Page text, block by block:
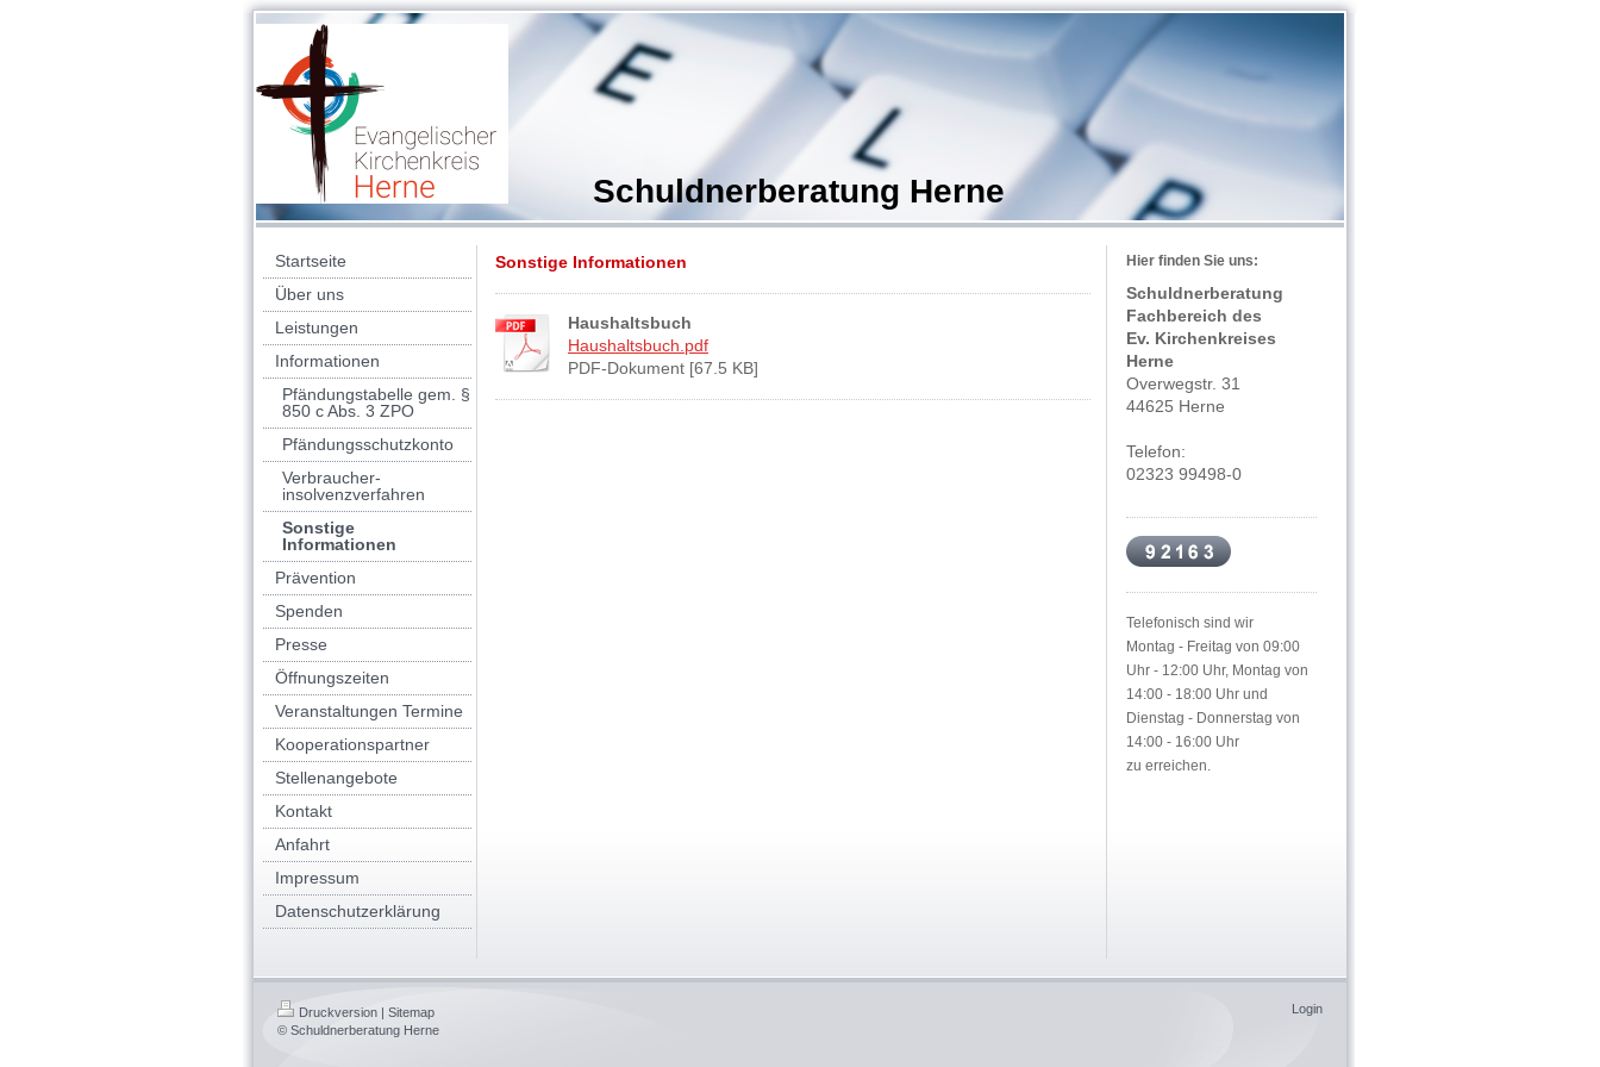
Schuldnerberatung Herne
Startseite
Über uns
Leistungen
Informationen
Pfändungstabelle gem. §
850 c Abs. 3 ZPO
Pfändungsschutzkonto
Verbraucher-
insolvenzverfahren
Sonstige
Informationen
Prävention
Spenden
Presse
Öffnungszeiten
Veranstaltungen Termine
Kooperationspartner
Stellenangebote
Kontakt
Anfahrt
Impressum
Datenschutzerklärung
Sonstige Informationen
Haushaltsbuch
Haushaltsbuch.pdf
PDF-Dokument [67.5 KB]
Hier finden Sie uns:
Schuldnerberatung
Fachbereich des
Ev. Kirchenkreises
Herne
Overwegstr. 31
44625 Herne
Telefon:
02323 99498-0
Telefonisch sind wir
Montag - Freitag von 09:00
Uhr - 12:00 Uhr, Montag von
14:00 - 18:00 Uhr und
Dienstag - Donnerstag von
14:00 - 16:00 Uhr
zu erreichen.
Druckversion | Sitemap
© Schuldnerberatung Herne
Login